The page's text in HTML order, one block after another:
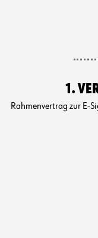
1.
Rahmenvertrag zur E-